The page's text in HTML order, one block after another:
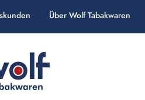
Über Wolf Tabakwaren